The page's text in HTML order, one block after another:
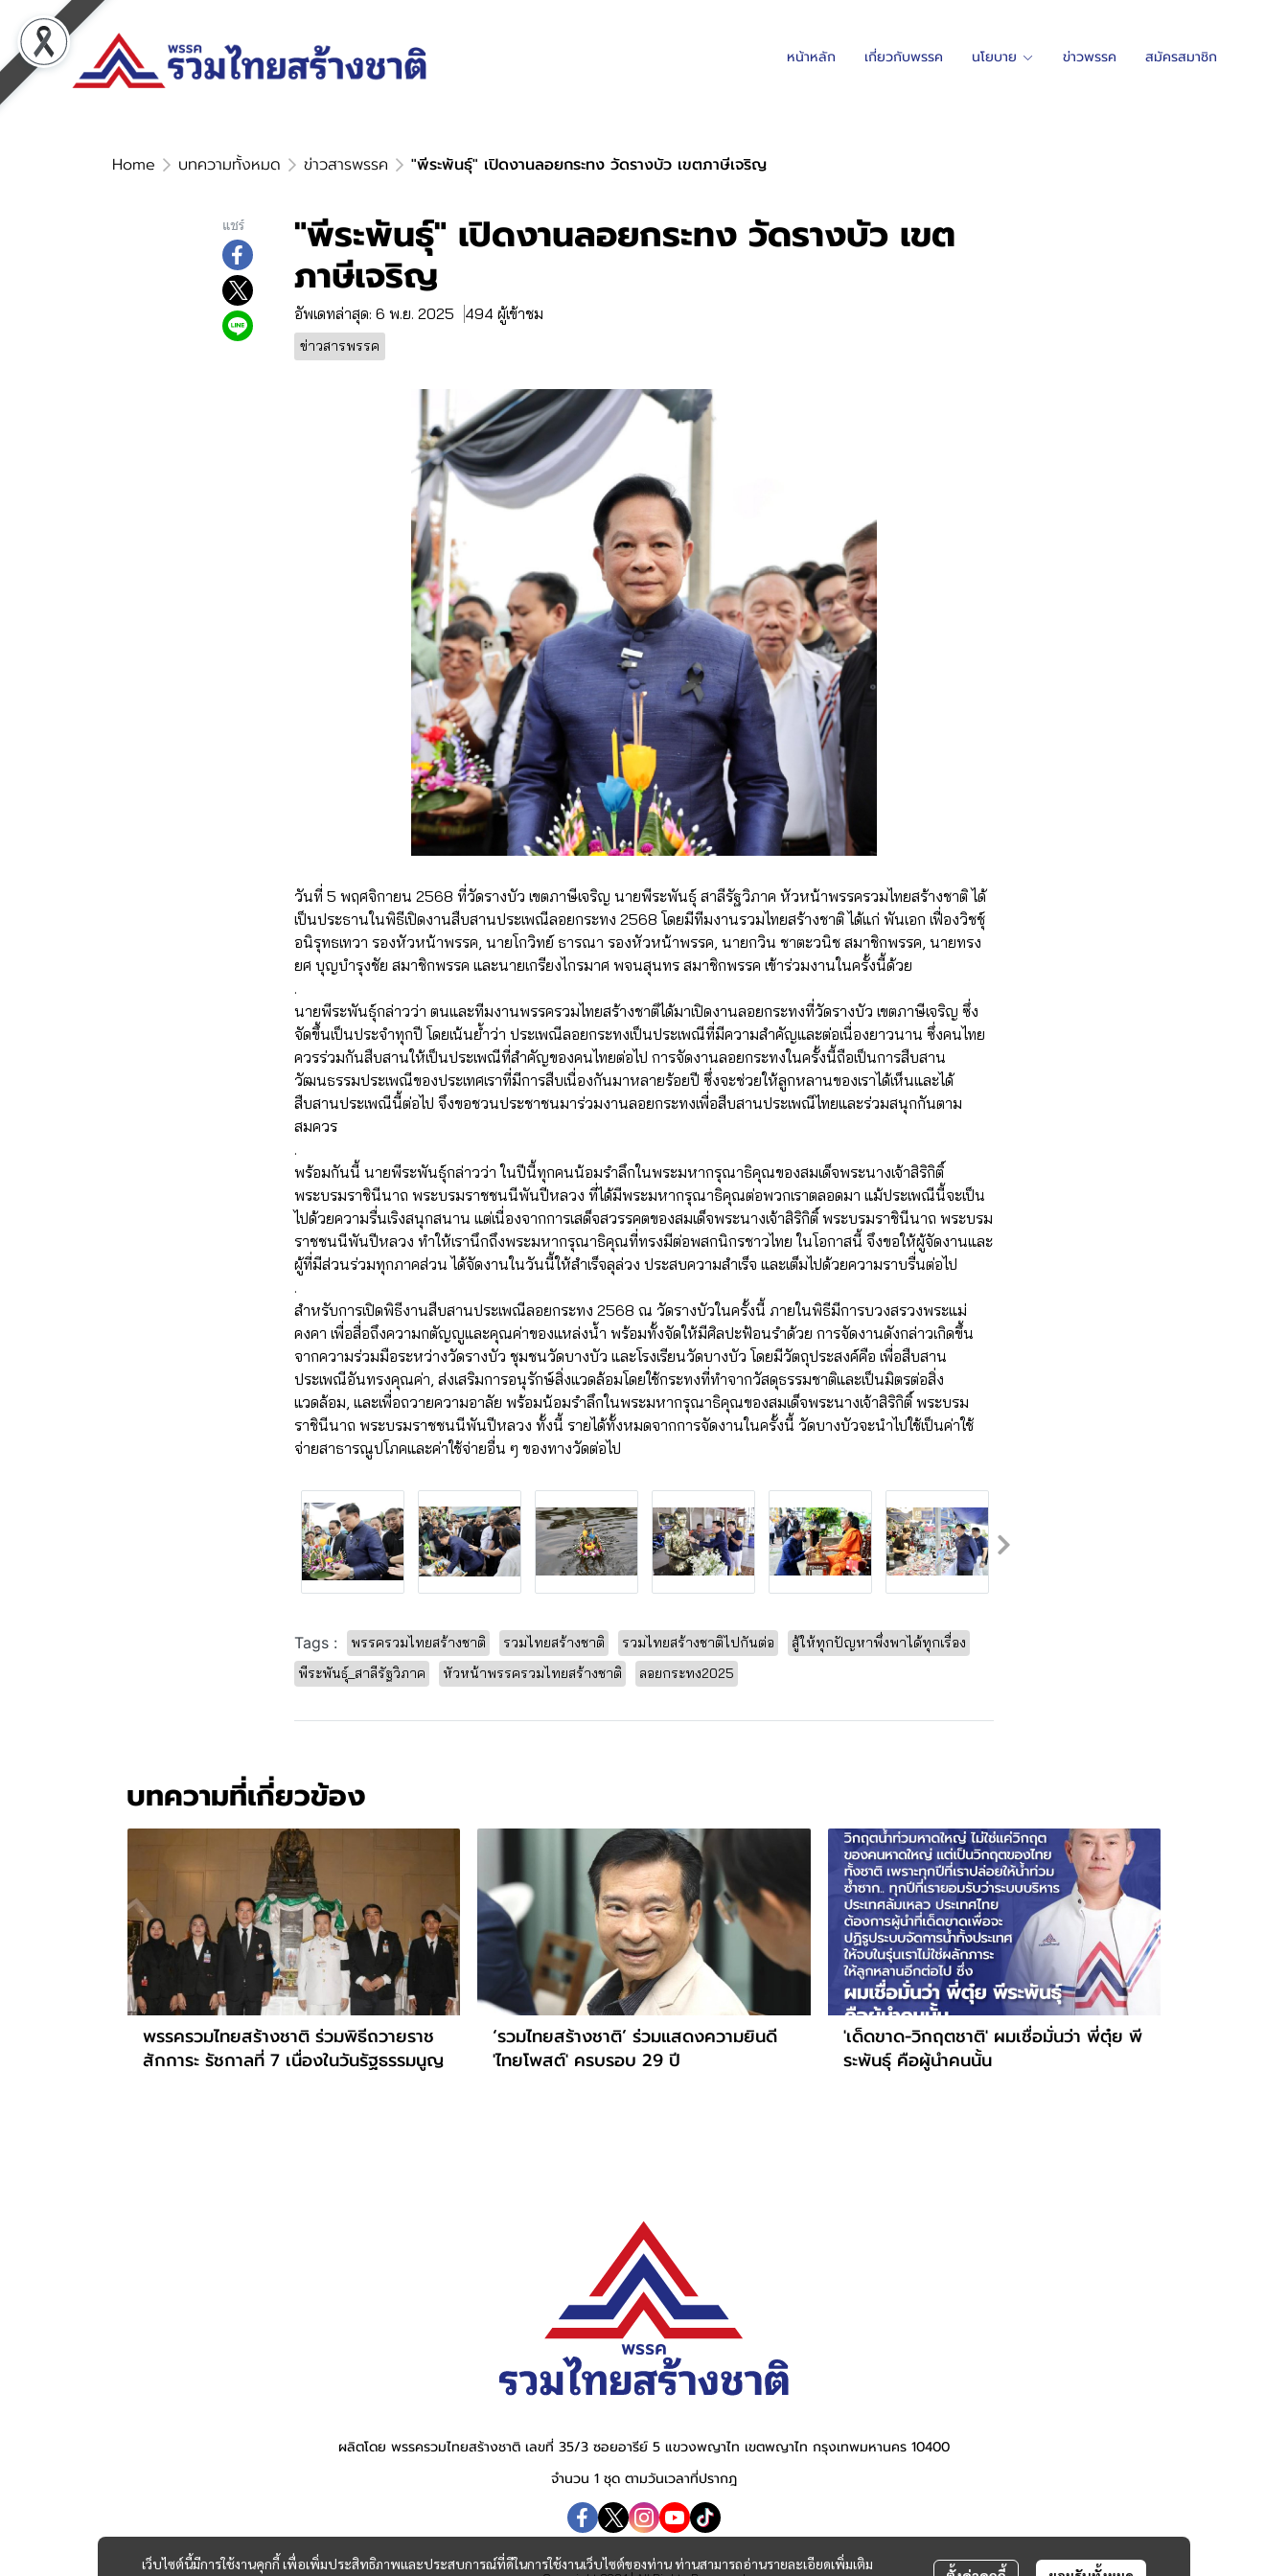
หน้าหลัก เกี่ยวกับพรรค นโยบาย ข่าวพรรค สมัครสมาชิก
Home บทความทั้งหมด ข่าวสารพรรค "พีระพันธุ์" เปิดงานลอยกระทง วัดรางบัว เขตภาษีเจริญ
แชร์ "พีระพันธุ์" เปิดงานลอยกระทง วัดรางบัว เขต
ภาษีเจริญ
อัพเดทล่าสุด: 6 พ.ย. 2025 494 ผู้เข้าชม
ข่าวสารพรรค
วันที่ 5 พฤศจิกายน 2568 ที่วัดรางบัว เขตภาษีเจริญ นายพีระพันธุ์ สาลีรัฐวิภาค หัวหน้าพรรครวมไทยสร้างชาติ ได้
เป็นประธานในพิธีเปิดงานสืบสานประเพณีลอยกระทง 2568 โดยมีทีมงานรวมไทยสร้างชาติ ได้แก่ พันเอก เฟื่องวิชชุ์
อนิรุทธเทวา รองหัวหน้าพรรค, นายโกวิทย์ ธารณา รองหัวหน้าพรรค, นายกวิน ชาตะวนิช สมาชิกพรรค, นายทรง
ยศ บุญบำรุงชัย สมาชิกพรรค และนายเกรียงไกรมาศ พจนสุนทร สมาชิกพรรค เข้าร่วมงานในครั้งนี้ด้วย
.
นายพีระพันธุ์กล่าวว่า ตนและทีมงานพรรครวมไทยสร้างชาติได้มาเปิดงานลอยกระทงที่วัดรางบัว เขตภาษีเจริญ ซึ่ง
จัดขึ้นเป็นประจำทุกปี โดยเน้นย้ำว่า ประเพณีลอยกระทงเป็นประเพณีที่มีความสำคัญและต่อเนื่องยาวนาน ซึ่งคนไทย
ควรร่วมกันสืบสานให้เป็นประเพณีที่สำคัญของคนไทยต่อไป การจัดงานลอยกระทงในครั้งนี้ถือเป็นการสืบสาน
วัฒนธรรมประเพณีของประเทศเราที่มีการสืบเนื่องกันมาหลายร้อยปี ซึ่งจะช่วยให้ลูกหลานของเราได้เห็นและได้
สืบสานประเพณีนี้ต่อไป จึงขอชวนประชาชนมาร่วมงานลอยกระทงเพื่อสืบสานประเพณีไทยและร่วมสนุกกันตาม
สมควร
.
พร้อมกันนี้ นายพีระพันธุ์กล่าวว่า ในปีนี้ทุกคนน้อมรำลึกในพระมหากรุณาธิคุณของสมเด็จพระนางเจ้าสิริกิติ์
พระบรมราชินีนาถ พระบรมราชชนนีพันปีหลวง ที่ได้มีพระมหากรุณาธิคุณต่อพวกเราตลอดมา แม้ประเพณีนี้จะเป็น
ไปด้วยความรื่นเริงสนุกสนาน แต่เนื่องจากการเสด็จสวรรคตของสมเด็จพระนางเจ้าสิริกิติ์ พระบรมราชินีนาถ พระบรม
ราชชนนีพันปีหลวง ทำให้เรานึกถึงพระมหากรุณาธิคุณที่ทรงมีต่อพสกนิกรชาวไทย ในโอกาสนี้ จึงขอให้ผู้จัดงานและ
ผู้ที่มีส่วนร่วมทุกภาคส่วน ได้จัดงานในวันนี้ให้สำเร็จลุล่วง ประสบความสำเร็จ และเต็มไปด้วยความราบรื่นต่อไป
.
สำหรับการเปิดพิธีงานสืบสานประเพณีลอยกระทง 2568 ณ วัดรางบัวในครั้งนี้ ภายในพิธีมีการบวงสรวงพระแม่
คงคา เพื่อสื่อถึงความกตัญญูและคุณค่าของแหล่งน้ำ พร้อมทั้งจัดให้มีศิลปะฟ้อนรำด้วย การจัดงานดังกล่าวเกิดขึ้น
จากความร่วมมือระหว่างวัดรางบัว ชุมชนวัดบางบัว และโรงเรียนวัดบางบัว โดยมีวัตถุประสงค์คือ เพื่อสืบสาน
ประเพณีอันทรงคุณค่า, ส่งเสริมการอนุรักษ์สิ่งแวดล้อมโดยใช้กระทงที่ทำจากวัสดุธรรมชาติและเป็นมิตรต่อสิ่ง
แวดล้อม, และเพื่อถวายความอาลัย พร้อมน้อมรำลึกในพระมหากรุณาธิคุณของสมเด็จพระนางเจ้าสิริกิติ์ พระบรม
ราชินีนาถ พระบรมราชชนนีพันปีหลวง ทั้งนี้ รายได้ทั้งหมดจากการจัดงานในครั้งนี้ วัดบางบัวจะนำไปใช้เป็นค่าใช้
จ่ายสาธารณูปโภคและค่าใช้จ่ายอื่น ๆ ของทางวัดต่อไป
Tags : พรรครวมไทยสร้างชาติ รวมไทยสร้างชาติ รวมไทยสร้างชาติไปกันต่อ
สู้ให้ทุกปัญหาพึ่งพาได้ทุกเรื่อง
พีระพันธุ์_สาลีรัฐวิภาค
หัวหน้าพรรครวมไทยสร้างชาติ ลอยกระทง2025
บทความที่เกี่ยวข้อง
พรรครวมไทยสร้างชาติ ร่วมพิธีถวายราช
สักการะ รัชกาลที่ 7 เนื่องในวันรัฐธรรมนูญ
‘รวมไทยสร้างชาติ’ ร่วมแสดงความยินดี
'ไทยโพสต์' ครบรอบ 29 ปี
'เด็ดขาด-วิกฤตชาติ' ผมเชื่อมั่นว่า พี่ตุ๋ย พี
ระพันธุ์ คือผู้นำคนนั้น
เว็บไซต์นี้มีการใช้งานคุกกี้ เพื่อเพิ่มประสิทธิภาพและประสบการณ์ที่ดีในการใช้งานเว็บไซต์ของท่าน ท่านสามารถอ่านรายละเอียดเพิ่มเติม
ผลิตโดย พรรครวมไทยสร้างชาติ เลขที่ 35/3 ซอยอารีย์ 5 แขวงพญาไท เขตพญาไท กรุงเทพมหานคร 10400
จำนวน 1 ชุด ตามวันเวลาที่ปรากฎ